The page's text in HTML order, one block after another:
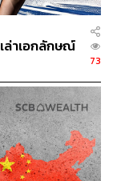
ล่าเอกลักษณ์
73